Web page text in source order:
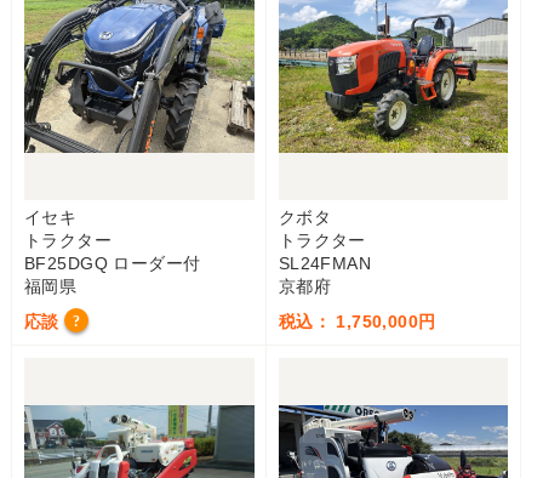
イセキ
トラクター
BF25DGQ ローダー付
福岡県
応談
?
クボタ
トラクター
SL24FMAN
京都府
税込： 1,750,000円